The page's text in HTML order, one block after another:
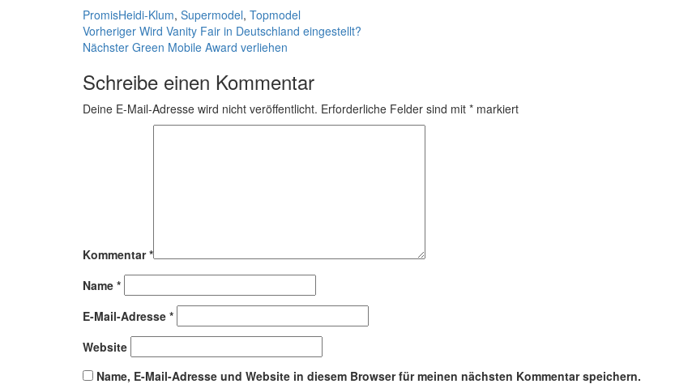
Kategorien
PromisSchlagwörter
Heidi-Klum, Supermodel, Topmodel
Beitragsnavigation
VorherigerVorheriger
Beitrag:
Wird Vanity Fair in Deutschland eingestellt?
NächsterNächster
Green Mobile Award verliehen
Schreibe einen Kommentar
Deine E-Mail-Adresse wird nicht veröffentlicht. Erforderliche Felder sind mit * markiert
Kommentar*
Name *
E-Mail-Adresse *
Website
Name, E-Mail-Adresse und Website in diesem Browser für meinen nächsten Kommentar speichern.